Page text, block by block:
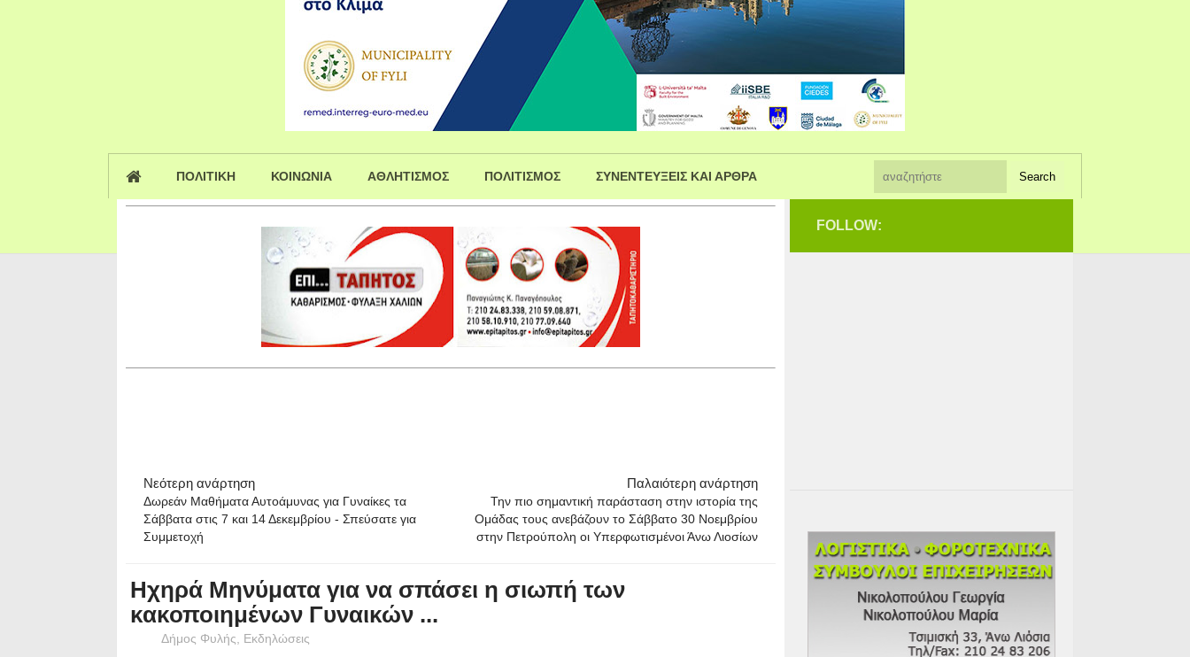
ΠΟΛΙΤΙΚΗ ΚΟΙΝΩΝΙΑ ΑΘΛΗΤΙΣΜΟΣ ΠΟΛΙΤΙΣΜΟΣ ΣΥΝΕΝΤΕΥΞΕΙΣ ΚΑΙ ΑΡΘΡΑ
Νεότερη ανάρτηση
Δωρεάν Μαθήματα Αυτοάμυνας για Γυναίκες τα
Σάββατα στις 7 και 14 Δεκεμβρίου - Σπεύσατε για
Συμμετοχή
Παλαιότερη ανάρτηση
Την πιο σημαντική παράσταση στην ιστορία της
Ομάδας τους ανεβάζουν το Σάββατο 30 Νοεμβρίου
στην Πετρούπολη οι Υπερφωτισμένοι Άνω Λιοσίων
Ηχηρά Μηνύματα για να σπάσει η σιωπή των
κακοποιημένων Γυναικών ...
Δήμος Φυλής Εκδηλώσεις
FOLLOW: